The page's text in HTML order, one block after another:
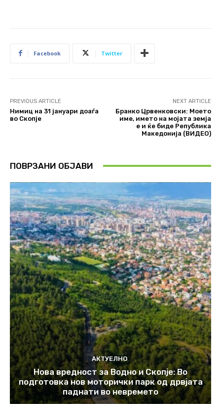
Facebook Twitter
PREVIOUS ARTICLE
Нимиц на 31 јануари доаѓа
во Скопје
NEXT ARTICLE
Бранко Црвенковски: Моето
име, името на мојата земја
е и ќе биде Република
Македонија (ВИДЕО)
ПОВРЗАНИ ОБЈАВИ
АКТУЕЛНО
Нова вредност за Водно и Скопје: Во
подготовка нов моторички парк од дрвјата
паднати во невремето